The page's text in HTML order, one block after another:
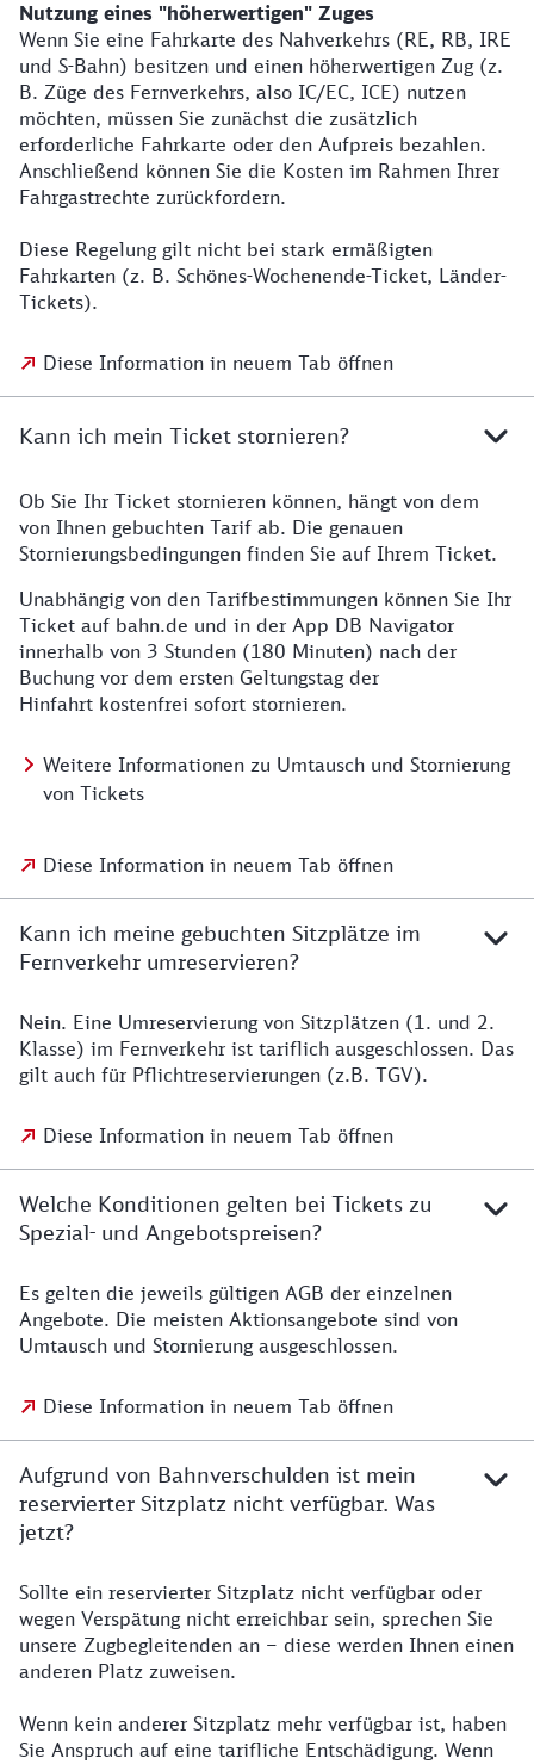
Nutzung eines "höherwertigen" Zuges
Wenn Sie eine Fahrkarte des Nahverkehrs (RE, RB, IRE
und S-Bahn) besitzen und einen höherwertigen Zug (z.
B. Züge des Fernverkehrs, also IC/EC, ICE) nutzen
möchten, müssen Sie zunächst die zusätzlich
erforderliche Fahrkarte oder den Aufpreis bezahlen.
Anschließend können Sie die Kosten im Rahmen Ihrer
Fahrgastrechte zurückfordern.
Diese Regelung gilt nicht bei stark ermäßigten
Fahrkarten (z. B. Schönes-Wochenende-Ticket, Länder-
Tickets).
Diese Information in neuem Tab öffnen
Kann ich mein Ticket stornieren?
Ob Sie Ihr Ticket stornieren können, hängt von dem
von Ihnen gebuchten Tarif ab. Die genauen
Stornierungsbedingungen finden Sie auf Ihrem Ticket.
Unabhängig von den Tarifbestimmungen können Sie Ihr
Ticket auf bahn.de und in der App DB Navigator
innerhalb von 3 Stunden (180 Minuten) nach der
Buchung vor dem ersten Geltungstag der
Hinfahrt kostenfrei sofort stornieren.
Weitere Informationen zu Umtausch und Stornierung
von Tickets
Diese Information in neuem Tab öffnen
Kann ich meine gebuchten Sitzplätze im
Fernverkehr umreservieren?
Nein. Eine Umreservierung von Sitzplätzen (1. und 2.
Klasse) im Fernverkehr ist tariflich ausgeschlossen. Das
gilt auch für Pflichtreservierungen (z.B. TGV).
Diese Information in neuem Tab öffnen
Welche Konditionen gelten bei Tickets zu
Spezial- und Angebotspreisen?
Es gelten die jeweils gültigen AGB der einzelnen
Angebote. Die meisten Aktionsangebote sind von
Umtausch und Stornierung ausgeschlossen.
Diese Information in neuem Tab öffnen
Aufgrund von Bahnverschulden ist mein
reservierter Sitzplatz nicht verfügbar. Was
jetzt?
Sollte ein reservierter Sitzplatz nicht verfügbar oder
wegen Verspätung nicht erreichbar sein, sprechen Sie
unsere Zugbegleitenden an – diese werden Ihnen einen
anderen Platz zuweisen.
Wenn kein anderer Sitzplatz mehr verfügbar ist, haben
Sie Anspruch auf eine tarifliche Entschädigung. Wenn